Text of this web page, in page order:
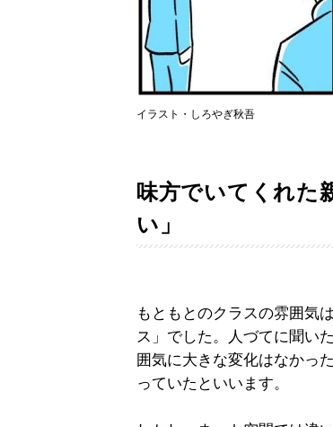
イラスト・しろやぎ秋吾
味方でいてくれた
い」
もともとのクラスの雰囲気
ス」でした。人づてに聞い
囲気に大きな変化はなかっ
っていたといいます。